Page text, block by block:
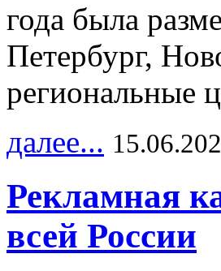
года была
Петербург,
региональные
далее...
Рекламная
всей России